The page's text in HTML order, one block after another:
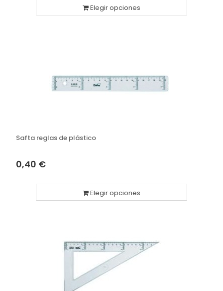
Elegir opciones
Safta reglas de plástico
0,40 €
Elegir opciones